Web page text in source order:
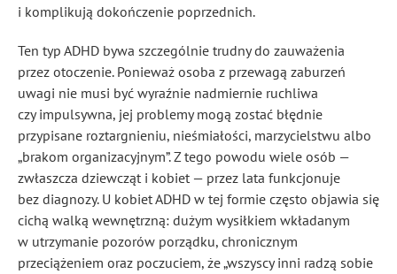
i komplikują dokończenie poprzednich.
Ten typ ADHD bywa szczególnie trudny do zauważenia
przez otoczenie. Ponieważ osoba z przewagą zaburzeń
uwagi nie musi być wyraźnie nadmiernie ruchliwa
czy impulsywna, jej problemy mogą zostać błędnie
przypisane roztargnieniu, nieśmiałości, marzycielstwu albo
„brakom organizacyjnym”. Z tego powodu wiele osób —
zwłaszcza dziewcząt i kobiet — przez lata funkcjonuje
bez diagnozy. U kobiet ADHD w tej formie często objawia się
cichą walką wewnętrzną: dużym wysiłkiem wkładanym
w utrzymanie pozorów porządku, chronicznym
przeciążeniem oraz poczuciem, że „wszyscy inni radzą sobie